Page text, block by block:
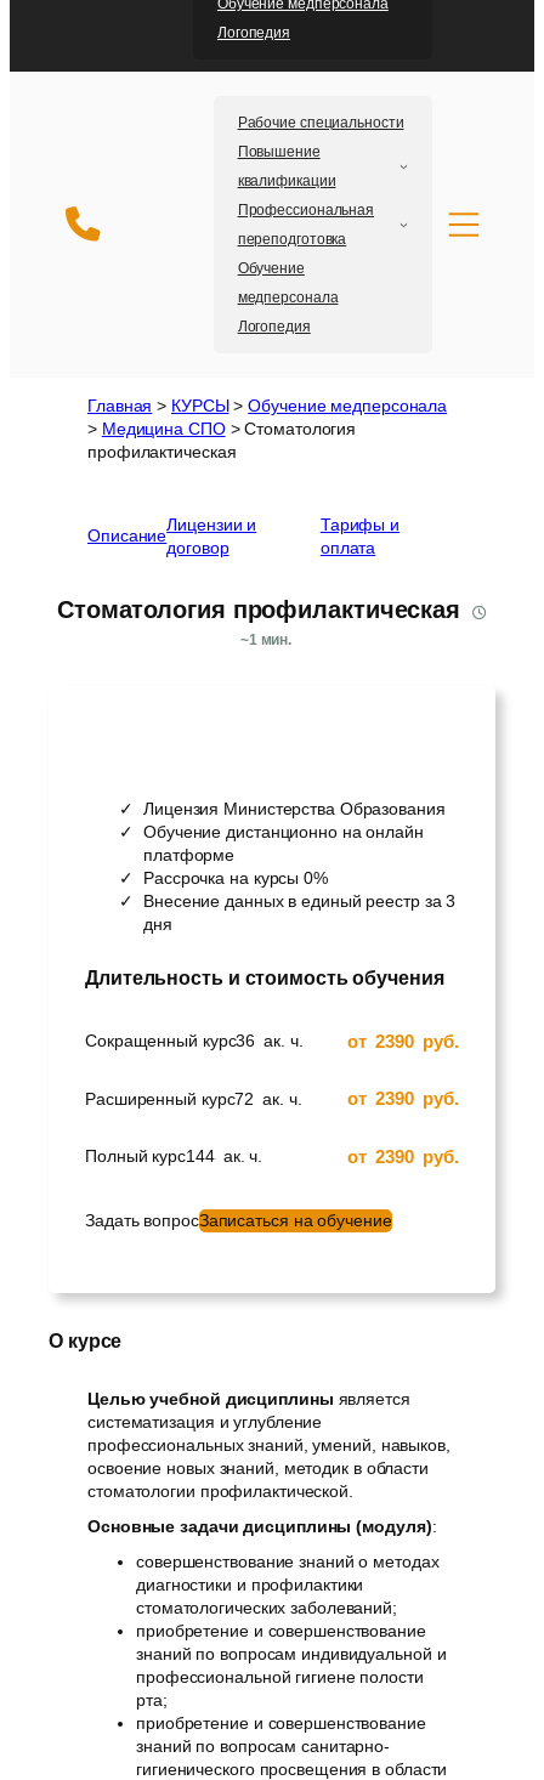
Логопедия
Рабочие специальности
Повышение
квалификации
Профессиональная
переподготовка
Обучение
медперсонала
Логопедия
Главная > КУРСЫ>Обучение медперсонала
> Медицина СПО>Стоматология
профилактическая
Описание
Лицензии и
договор
Тарифы и
оплата
Стоматология профилактическая
~1мин.
Лицензия Министерства Образования
Обучение дистанционно на онлайн
платформе
Рассрочка на курсы 0%
Внесение данных в единый реестр за 3
дня
Длительность и стоимость обучения
Сокращенный курс36 ак. ч. от 2390 руб.
Расширенный курс72 ак. ч. от 2390 руб.
Полный курс144 ак. ч. от 2390 руб.
Задать вопросЗаписаться на обучение
О курсе
Целью учебной дисциплины является
систематизация и углубление
профессиональных знаний, умений, навыков,
освоение новых знаний, методик в области
стоматологии профилактической.
Основные задачи дисциплины (модуля):
совершенствование знаний о методах
диагностики и профилактики
стоматологических заболеваний;
приобретение и совершенствование
знаний по вопросам индивидуальной и
профессиональной гигиене полости
рта;
приобретение и совершенствование
знаний по вопросам санитарно-
гигиенического просвещения в области